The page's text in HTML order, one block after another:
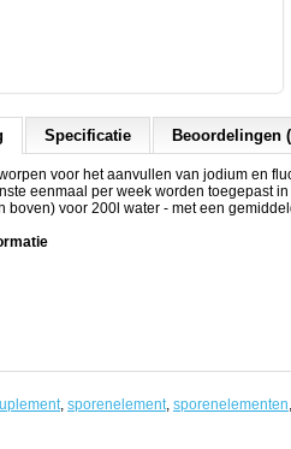
Specificatie Beoordelingen
voor het aanvullen van jodium en
eenmaal per week worden toegepast
boven) voor 200l water - met een
, sporenelement, sporenelementen,